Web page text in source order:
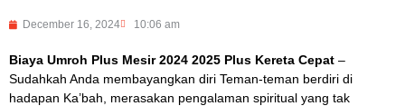
December 16, 2024 10:06 am
Biaya Umroh Plus Mesir 2024 2025 Plus Kereta Cepat –
Sudahkah Anda membayangkan diri Teman-teman berdiri di
hadapan Ka’bah, merasakan pengalaman spiritual yang tak